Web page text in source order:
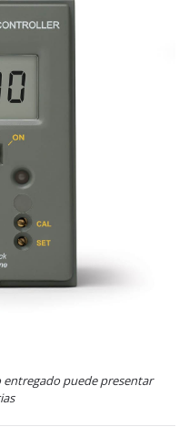
puede presentar